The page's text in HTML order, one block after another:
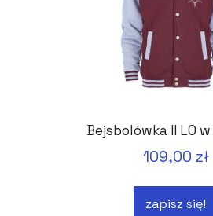
Bejsbolówka II LO
109,00 zł
zapisz się!